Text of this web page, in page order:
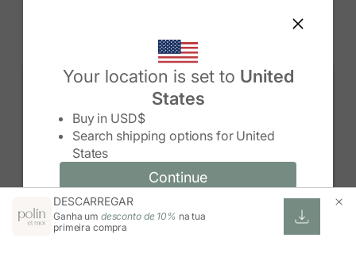
Your location is set to United
States
Buy in USD$
Search shipping options for United
States
Continue
Change country/region and language
Change country/region
Continue
TRINDADE E TOBAGO (TTD $)
TUNÍSIA (USD $)
TURQUEMENISTÃO (USD $)
TURQUIA (TRY ₺)
TUVALU (AUD $)
UGANDA (UGX USH)
URUGUAI (UYU $U)
USBEQUISTÃO (UZS SO'M)
VENEZUELA (USD $)
VIETNAME (VND ₫)
WALLIS E FUTUNA (XPF FR)
ZIMBABUÉ (USD $)
DESCARREGAR
Ganha um desconto de 10% na tua
primeira compra